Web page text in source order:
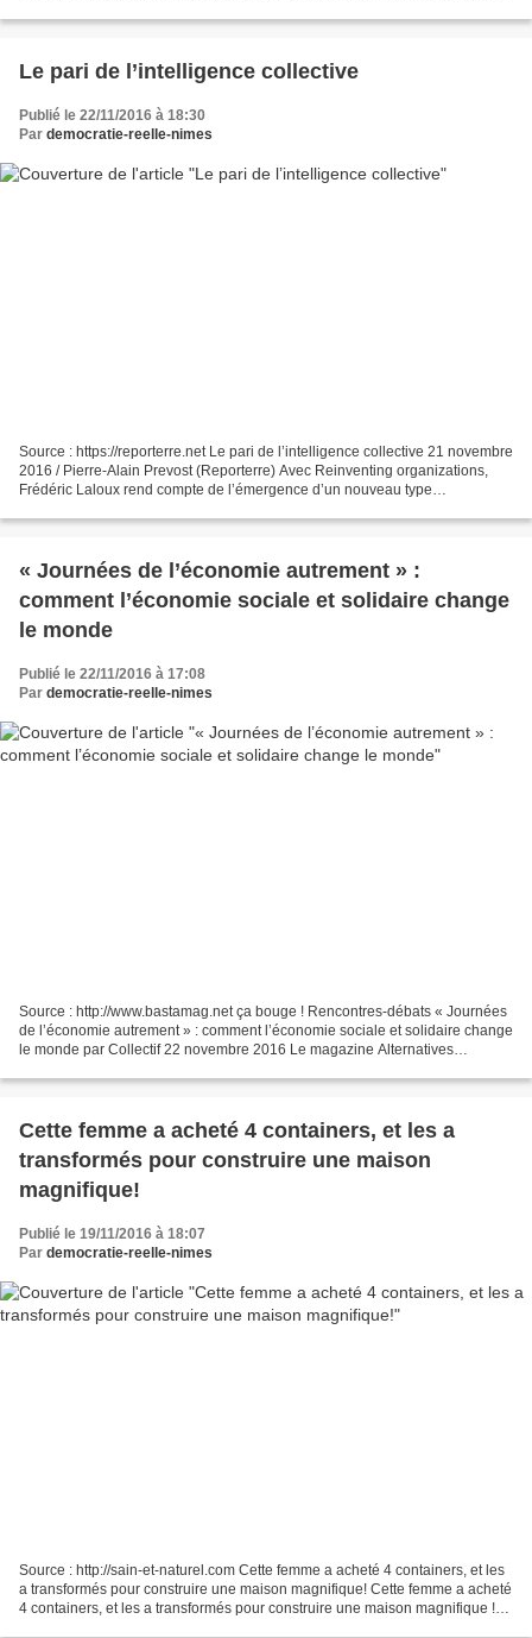
Le pari de l’intelligence collective
Publié le 22/11/2016 à 18:30
Par democratie-reelle-nimes
Source : https://reporterre.net Le pari de l’intelligence collective 21 novembre
2016 / Pierre-Alain Prevost (Reporterre) Avec Reinventing organizations,
Frédéric Laloux rend compte de l’émergence d’un nouveau type
« Journées de l’économie autrement » :
comment l’économie sociale et solidaire change
le monde
Publié le 22/11/2016 à 17:08
Par democratie-reelle-nimes
Source : http://www.bastamag.net ça bouge ! Rencontres-débats « Journées
de l’économie autrement » : comment l’économie sociale et solidaire change
le monde par Collectif 22 novembre 2016 Le magazine Alternatives
Cette femme a acheté 4 containers, et les a
transformés pour construire une maison
magnifique!
Publié le 19/11/2016 à 18:07
Par democratie-reelle-nimes
Source : http://sain-et-naturel.com Cette femme a acheté 4 containers, et les
a transformés pour construire une maison magnifique! Cette femme a acheté
4 containers, et les a transformés pour construire une maison magnifique !